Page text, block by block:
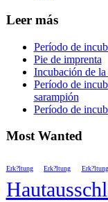
Leer más
Período de
Pie de imprenta
Incubación de
Período de
sarampión
Período de
Most Wanted
Erk?ltung Erk?ltung Erk?ltung